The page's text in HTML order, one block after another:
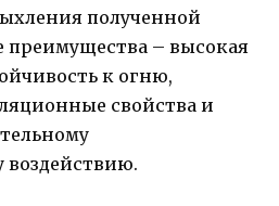
полученной
преимущества – высокая
к огню,
свойства и
воздействию.